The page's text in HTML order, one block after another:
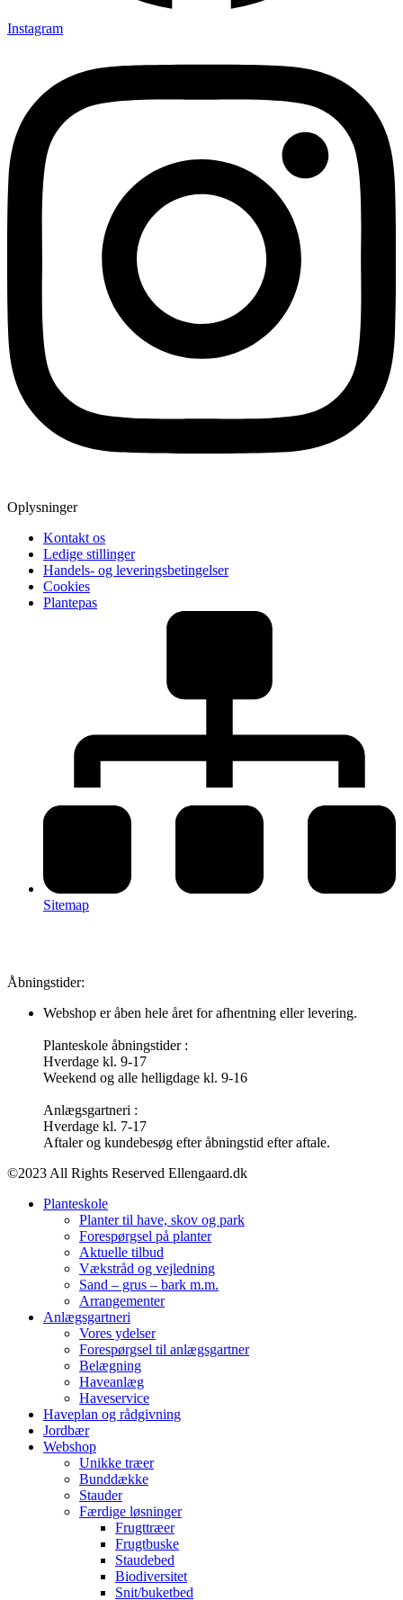
Instagram
Oplysninger
Kontakt os
Ledige stillinger
Handels- og leveringsbetingelser
Cookies
Plantepas
Sitemap
Åbningstider:
Webshop er åben hele året for afhentning eller levering.
Planteskole åbningstider :
Hverdage kl. 9-17
Weekend og alle helligdage kl. 9-16
Anlægsgartneri :
Hverdage kl. 7-17
Aftaler og kundebesøg efter åbningstid efter aftale.
©2023 All Rights Reserved Ellengaard.dk
Planteskole
Planter til have, skov og park
Forespørgsel på planter
Aktuelle tilbud
Vækstråd og vejledning
Sand – grus – bark m.m.
Arrangementer
Anlægsgartneri
Vores ydelser
Forespørgsel til anlægsgartner
Belægning
Haveanlæg
Haveservice
Haveplan og rådgivning
Jordbær
Webshop
Unikke træer
Bunddække
Stauder
Færdige løsninger
Frugttræer
Frugtbuske
Staudebed
Biodiversitet
Snit/buketbed